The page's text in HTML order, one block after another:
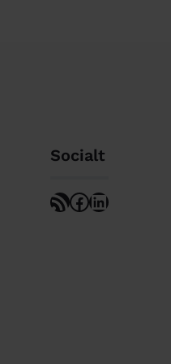
Socialt
RSS Feed
Facebook
LinkedIn